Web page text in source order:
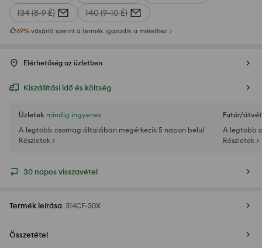
134 (8-9 É)
140 (9-10 É)
69%vásárló szerint a termék igazodik a mérethez
Elérhetőség az üzletben
Kiszállítási idő és költség
Üzletek mindig ingyenes
A legtöbb csomag általában megérkezik 5 napon belül
Részletek >
Futár/
A legtöbb
Részletek >
30 napos visszavétel
Termék leírása 314CF-30X
Összetétel